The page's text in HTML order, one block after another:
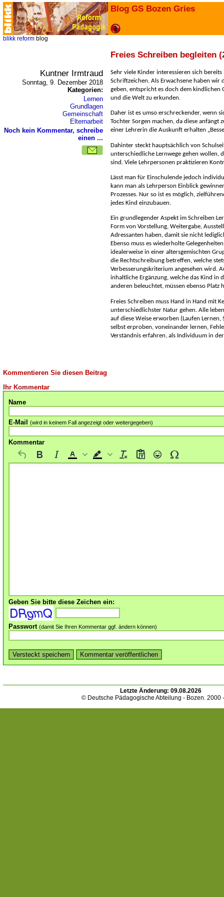
Blog GS Bozen Gries
blikk reform blog
Freies Schreiben begleiten
Kuntner Irmtraud
Sonntag, 9. Dezember 2018
Kategorien:
Lernen
Grundlagen
Gemeinschaft
Elternarbeit
Noch kein Kommentar, schreibe
einen ...
Sehr viele Kinder interessieren sich
Schriftzeichen. Als Erwachsene haben wir
geben, entspricht es doch dem
und die Welt zu erkunden.
Daher ist es umso erschreckender, wenn
Tochter Sorgen machen, da diese anfängt
einer Lehrerin die Auskunft erhalten
Dahinter steckt hauptsächlich von
unterschiedliche Lernwege gehen wollen,
sind. Viele Lehrpersonen praktizieren
Lässt man für Einschulende jedoch
kann man als Lehrperson Einblick
Prozesses. Nur so ist es möglich,
jedes Kind einzubauen.
Ein grundlegender Aspekt im Schreiben
Form von Vorstellung, Weitergabe,
Adressanten haben, damit sie nicht
Ebenso muss es wiederholte
idealerweise in einer altersgemischten
die Rechtschreibung betreffen, welche
Verbesserungskriterium angesehen wird.
inhaltliche Ergänzung, welche das Kind in
anderen beleuchtet, müssen ebenso Platz
Freies Schreiben muss Hand in Hand mit
unterschiedlichster Natur gehen. Alle
auf diese Weise erworben (Laufen
selbst erproben, voneinander lernen,
Verständnis erfahren, als Individuum in
Kommentieren Sie diesen Beitrag
Ihr Kommentar
Name
E-Mail (wird in keinem Fall angezeigt oder weitergegeben)
Kommentar
Geben Sie bitte diese Zeichen ein:
Passwort (damit Sie Ihren Kommentar ggf. ändern können)
Letzte Änderung: 09.08.2026
© Deutsche Pädagogische Abteilung - Bozen. 2000